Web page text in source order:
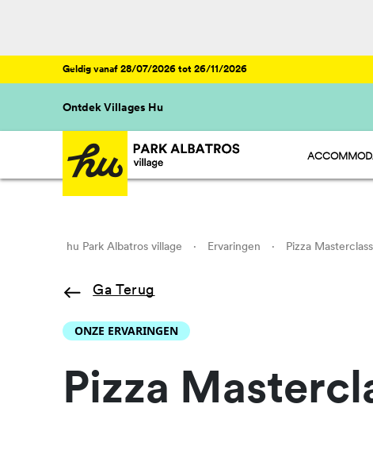
Geldig vanaf 28/07/2026 tot 26/11/2026
Ontdek Villages Hu
HU CAMP -
hu Park Albatros village · Ervaringen · Pizza Masterclass
Ga Terug
ONZE ERVARINGEN
Pizza